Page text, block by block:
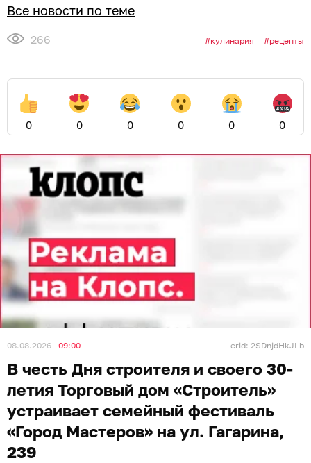
Все новости по теме
266 кулинария рецепты
0 0 0 0 0 0
08.08.2026 09:00 erid: 2SDnjdHkJLb
В честь Дня строителя и своего 30-
летия Торговый дом «Строитель»
устраивает семейный фестиваль
«Город Мастеров» на ул. Гагарина,
239